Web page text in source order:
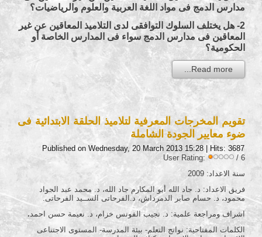
مدارس الدمج فى مواد اللغة العربية والعلوم والرياضيات؟
2- هل يختلف السلوك التوافقى لدى التلاميذ المعاقين عن غير
المعاقين فى مدارس الدمج سواء فى المدارس الخاصة أو
الحكومية؟
Read more...
تقويم المخرجات المعرفية لتلاميذ الحلقة الابتدائية فى
ضوء معايير الجودة الشاملة
Published on Wednesday, 20 March 2013 15:28| Hits: 3687
User Rating:
/ 6
سنة الاعداد: 2009
فريق الاعداد: د. جاد الله أبو المكارم جاد الله، د. محمد عبد الجواد
محمود، د. حسام صابر الدمرداش، د.الفرحاتى الســيد الفرحاتى.
اشراف ومراجعة علمية: د. نجيب الفونس خزام، د. نعيمة حسن احمد .
الكلمات المفتاحية: نواتج التعلم- بيئة المدرسة- المستوى الاجتناعى